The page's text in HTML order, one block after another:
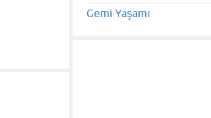
Gemi Yaşamı